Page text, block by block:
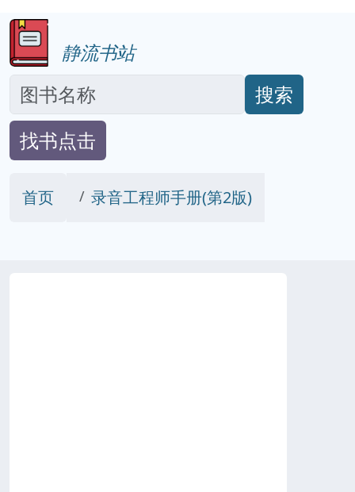
静流书站
搜索
找书点击
首页 录音工程师手册(第2版)